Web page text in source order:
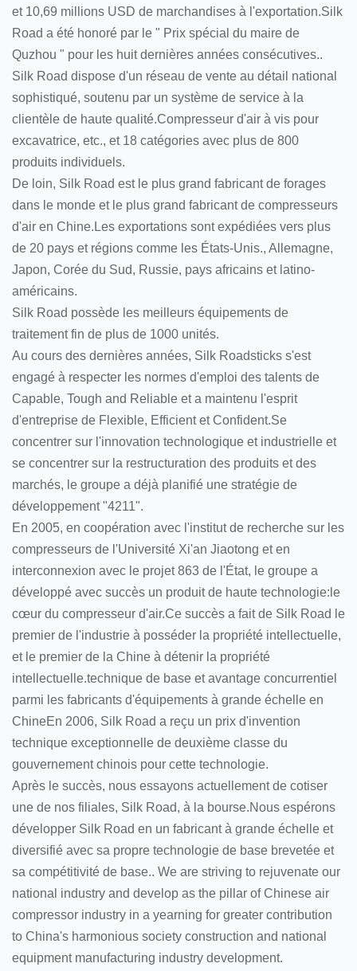
et 10,69 millions USD de marchandises à l'exportation.Silk
Road a été honoré par le " Prix spécial du maire de
Quzhou " pour les huit dernières années consécutives..
Silk Road dispose d'un réseau de vente au détail national
sophistiqué, soutenu par un système de service à la
clientèle de haute qualité.Compresseur d'air à vis pour
excavatrice, etc., et 18 catégories avec plus de 800
produits individuels.
De loin, Silk Road est le plus grand fabricant de forages
dans le monde et le plus grand fabricant de compresseurs
d'air en Chine.Les exportations sont expédiées vers plus
de 20 pays et régions comme les États-Unis., Allemagne,
Japon, Corée du Sud, Russie, pays africains et latino-
américains.
Silk Road possède les meilleurs équipements de
traitement fin de plus de 1000 unités.
Au cours des dernières années, Silk Roadsticks s'est
engagé à respecter les normes d'emploi des talents de
Capable, Tough and Reliable et a maintenu l'esprit
d'entreprise de Flexible, Efficient et Confident.Se
concentrer sur l'innovation technologique et industrielle et
se concentrer sur la restructuration des produits et des
marchés, le groupe a déjà planifié une stratégie de
développement "4211".
En 2005, en coopération avec l'institut de recherche sur les
compresseurs de l'Université Xi'an Jiaotong et en
interconnexion avec le projet 863 de l'État, le groupe a
développé avec succès un produit de haute technologie:le
cœur du compresseur d'air.Ce succès a fait de Silk Road le
premier de l'industrie à posséder la propriété intellectuelle,
et le premier de la Chine à détenir la propriété
intellectuelle.technique de base et avantage concurrentiel
parmi les fabricants d'équipements à grande échelle en
ChineEn 2006, Silk Road a reçu un prix d'invention
technique exceptionnelle de deuxième classe du
gouvernement chinois pour cette technologie.
Après le succès, nous essayons actuellement de cotiser
une de nos filiales, Silk Road, à la bourse.Nous espérons
développer Silk Road en un fabricant à grande échelle et
diversifié avec sa propre technologie de base brevetée et
sa compétitivité de base.. We are striving to rejuvenate our
national industry and develop as the pillar of Chinese air
compressor industry in a yearning for greater contribution
to China's harmonious society construction and national
equipment manufacturing industry development.